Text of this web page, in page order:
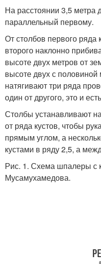
На расстоянии 3,5
параллельный первому.
От столбов первого ряда
второго наклонно
высоте двух метров от
высоте двух с
натягивают три ряда
один от другого, это и
Столбы устанавливают
от ряда кустов, чтобы
прямым углом, а
кустами в ряду 2,5, а
Рис. 1. Схема шпалеры с
Мусамухамедова.